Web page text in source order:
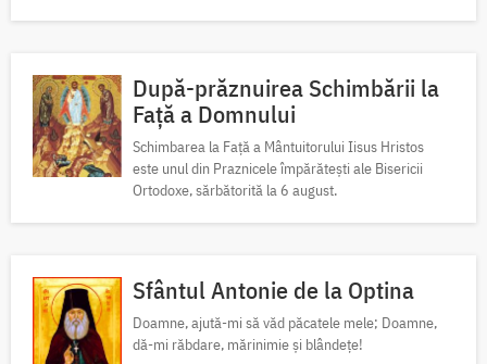
După-prăznuirea Schimbării la
Față a Domnului
Schimbarea la Față a Mântuitorului Iisus Hristos
este unul din Praznicele împărătești ale Bisericii
Ortodoxe, sărbătorită la 6 august.
Sfântul Antonie de la Optina
Doamne, ajută-mi să văd păcatele mele; Doamne,
dă-mi răbdare, mărinimie şi blândeţe!